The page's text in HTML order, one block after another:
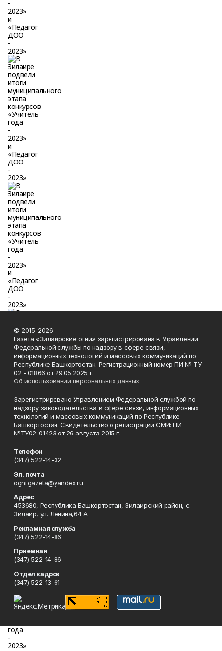
© 2015-2026
Газета «Зилаирские огни» зарегистрирована в Управлении
Федеральной службы по надзору в сфере связи,
информационных технологий и массовых коммуникаций по
Республике Башкортостан. Регистрационный номер ПИ № ТУ
02 - 01866 от 29.05.2025 г.
Об использовании персональных данных
Зарегистрировано Управлением Федеральной службой по
надзору законодательства в сфере связи, информационных
технологий и массовых коммуникаций по Республике
Башкортостан. Свидетельство о регистрации СМИ: ПИ
№ТУ02-01423 от 26 августа 2015 г.
Телефон
(347) 522-14-32
Эл. почта
ogni.gazeta@yandex.ru
Адрес
453680, Республика Башкортостан, Зилаирский район, с.
Зилаир, ул. Ленина,64 А
Рекламная служба
(347) 522-14-86
Приемная
(347) 522-14-86
Отдел кадров
(347) 522-13-61